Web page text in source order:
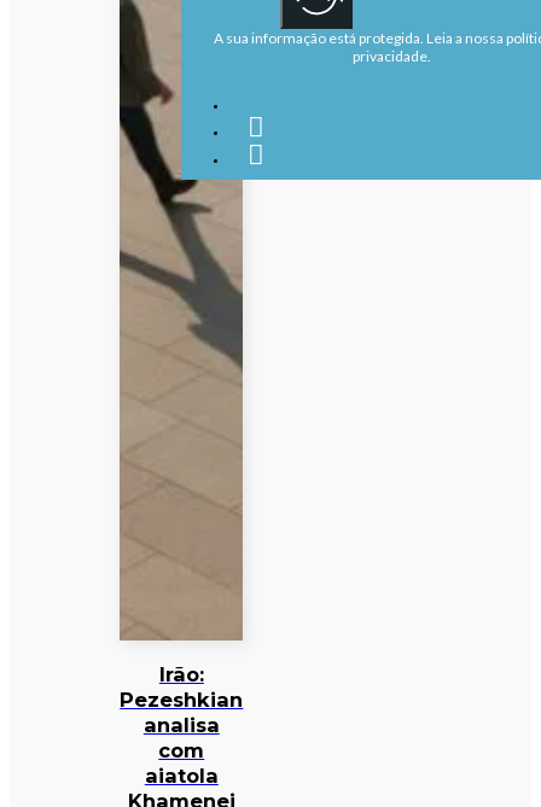
Irão:
Pezeshkian
analisa
com
aiatola
Khamenei
A sua informação está protegida. Leia a nossa
privacidade.